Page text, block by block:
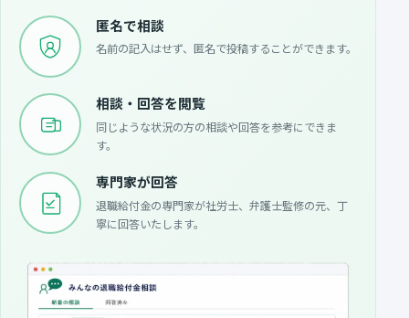
匿名で相談
名前の記入はせず、匿名で投稿することができます。
相談・回答を閲覧
同じような状況の方の相談や回答を参考にできま
す。
専門家が回答
退職給付金の専門家が社労士、弁護士監修の元、丁
寧に回答いたします。